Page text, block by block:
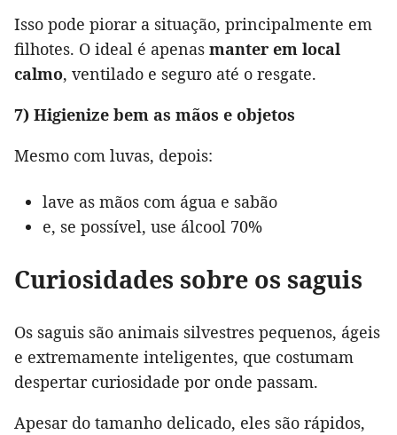
Isso pode piorar a situação, principalmente em
filhotes. O ideal é apenas manter em local
calmo, ventilado e seguro até o resgate.
7) Higienize bem as mãos e objetos
Mesmo com luvas, depois:
lave as mãos com água e sabão
e, se possível, use álcool 70%
Curiosidades sobre os saguis
Os saguis são animais silvestres pequenos, ágeis
e extremamente inteligentes, que costumam
despertar curiosidade por onde passam.
Apesar do tamanho delicado, eles são rápidos,